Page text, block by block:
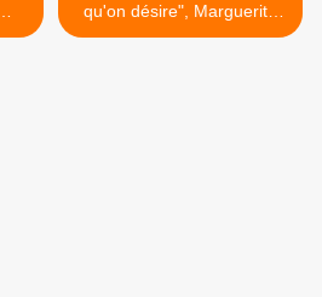
qu'on désire", Marguerite
Yourcenar. >